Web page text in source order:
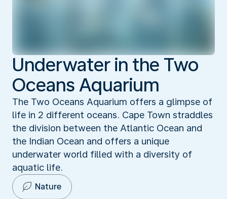
Underwater in the Two
Oceans Aquarium
The Two Oceans Aquarium offers a glimpse of
life in 2 different oceans. Cape Town straddles
the division between the Atlantic Ocean and
the Indian Ocean and offers a unique
underwater world filled with a diversity of
aquatic life.
Nature